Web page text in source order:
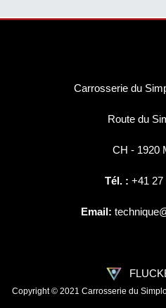
Carrosserie du
Route du
CH - 1920
Tél. : +41 27
Email:
Copyright © 2021 Carrosserie du